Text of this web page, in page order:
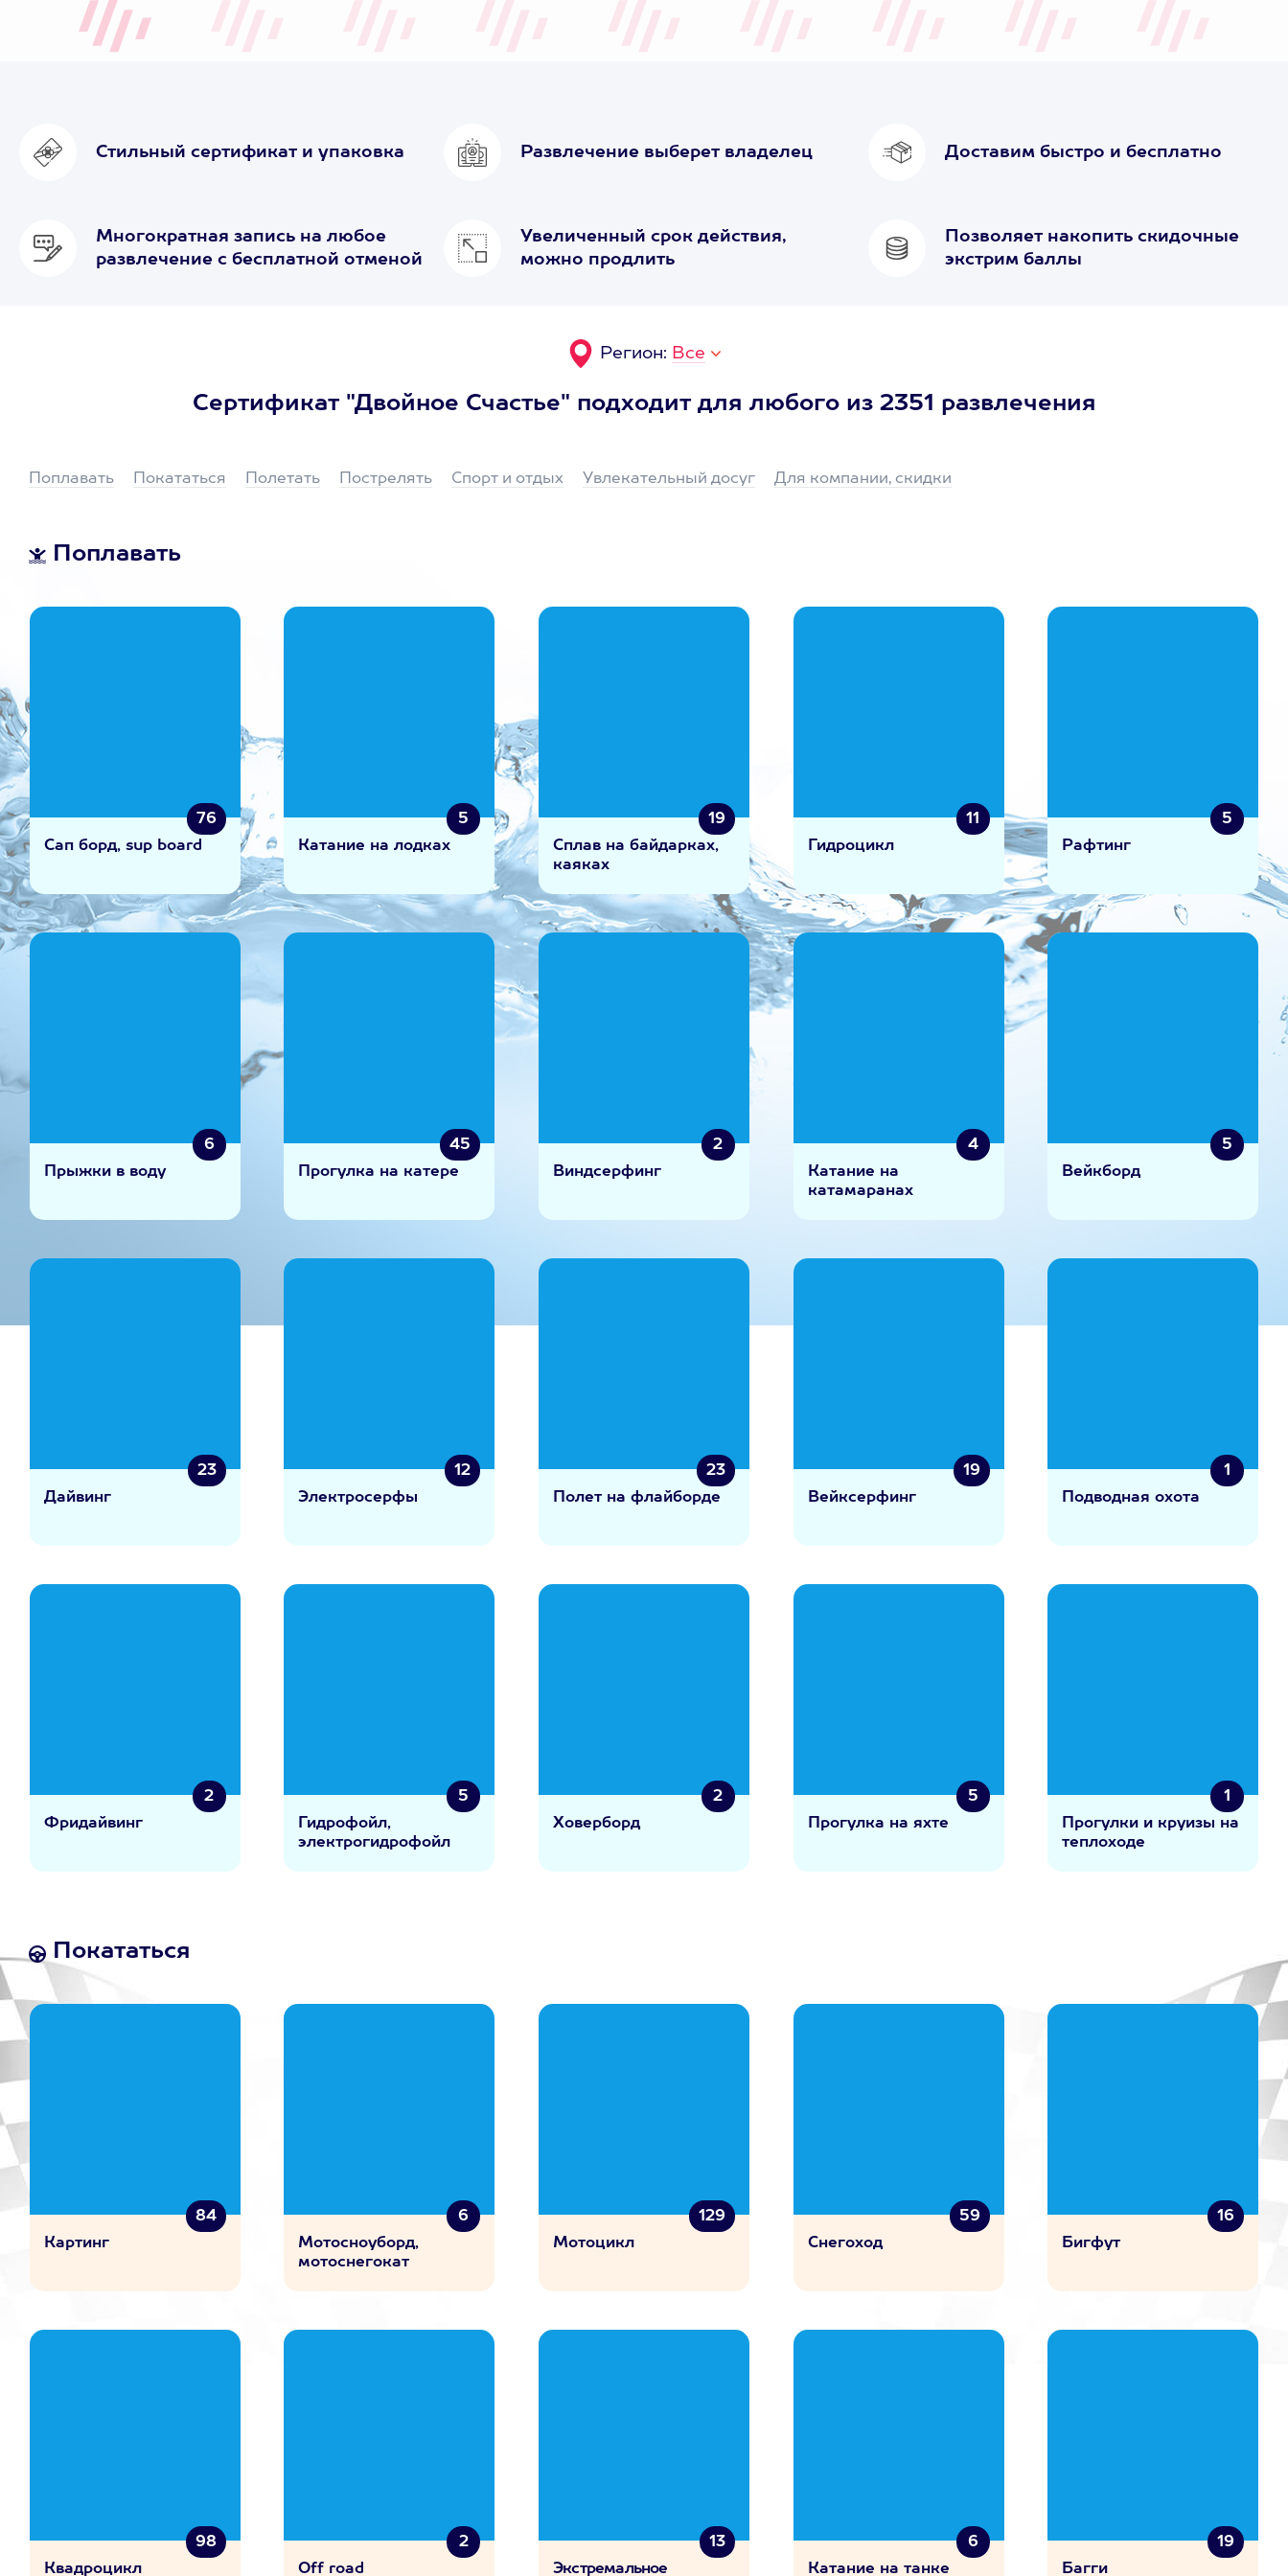
Стильный сертификат и упаковка Развлечение выберет владелец Доставим быстро и бесплатно
Многократная запись на любое
развлечение с бесплатной отменой
Увеличенный срок действия,
можно продлить
Позволяет накопить скидочные
экстрим баллы
Регион: Все
Сертификат "Двойное Счастье" подходит для любого из 2351 развлечения
Поплавать Покататься Полетать Пострелять Спорт и отдых Увлекательный досуг Для компании, скидки
Поплавать
76
Сап борд, sup board
5
Катание на лодках
19
Сплав на байдарках,
каяках
11
Гидроцикл
5
Рафтинг
6
Прыжки в воду
45
Прогулка на катере
2
Виндсерфинг
4
Катание на
катамаранах
5
Вейкборд
23
Дайвинг
12
Электросерфы
23
Полет на флайборде
19
Вейксерфинг
1
Подводная охота
2
Фридайвинг
5
Гидрофойл,
электрогидрофойл
2
Ховерборд
5
Прогулка на яхте
1
Прогулки и круизы на
теплоходе
Покататься
84
Картинг
6
Мотосноуборд,
мотоснегокат
129
Мотоцикл
59
Снегоход
16
Бигфут
98
Квадроцикл
2
Off road
13
Экстремальное
6
Катание на танке
19
Багги